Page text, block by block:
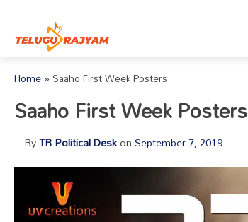
Home»Saaho First Week Posters
Saaho First Week Posters
ByTR Political DeskonSeptember 7, 2019